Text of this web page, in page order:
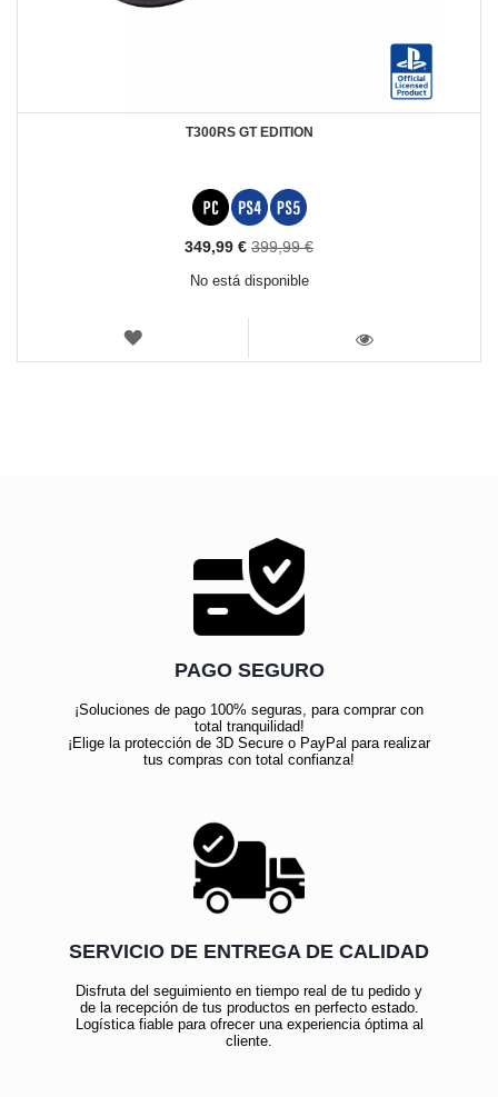
T300RS GT EDITION
Precio
especial
349,99 € 399,99 €
No está disponible
LISTA
PAGO SEGURO
¡Soluciones de pago 100% seguras, para comprar con
total tranquilidad!
¡Elige la protección de 3D Secure o PayPal para realizar
tus compras con total confianza!
SERVICIO DE ENTREGA DE CALIDAD
Disfruta del seguimiento en tiempo real de tu pedido y
de la recepción de tus productos en perfecto estado.
Logística fiable para ofrecer una experiencia óptima al
cliente.